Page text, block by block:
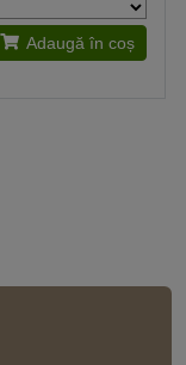
Adaugă în coș